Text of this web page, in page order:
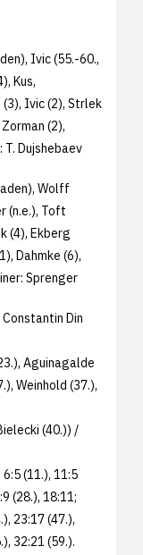
Ivic (55.-60.,
Kus,
Ivic (2), Strlek
(2),
T. Dujshebaev
Wolff
(n.e.), Toft
(4), Ekberg
Dahmke (6),
Sprenger
Din
Aguinagalde
Weinhold (37.),
(40.)) /
6:5 (11.), 11:5
(28.), 18:11;
23:17 (47.),
32:21 (59.).